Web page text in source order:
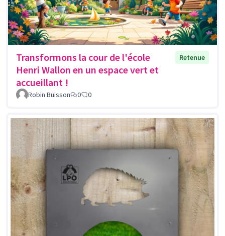
Transformons la cour de l'école
Henri Wallon en un espace vert et
accueillant !
Retenue
Robin Buisson 0 0